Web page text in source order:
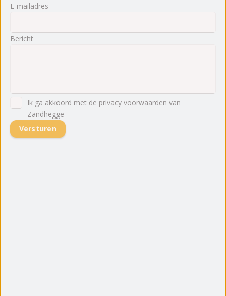
E-mailadres
Bericht
Ik ga akkoord met de privacy voorwaarden van
Zandhegge